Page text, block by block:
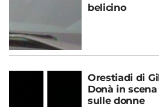
belicino
Orestiadi di
Donà in
sulle donne